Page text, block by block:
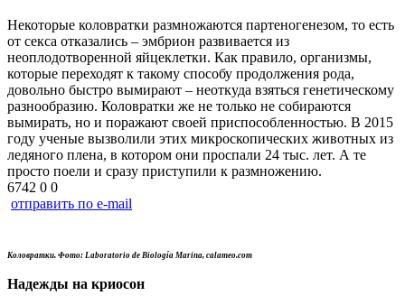
Некоторые коловратки размножаются партеногенезом, то есть
от секса отказались – эмбрион развивается из
неоплодотворенной яйцеклетки. Как правило, организмы,
которые переходят к такому способу продолжения рода,
довольно быстро вымирают – неоткуда взяться генетическому
разнообразию. Коловратки же не только не собираются
вымирать, но и поражают своей приспособленностью. В 2015
году ученые вызволили этих микроскопических животных из
ледяного плена, в котором они проспали 24 тыс. лет. А те
просто поели и сразу приступили к размножению.
6742 0 0
отправить по e-mail
Коловратки. Фото: Laboratorio de Biología Marina, calameo.com
Надежды на криосон